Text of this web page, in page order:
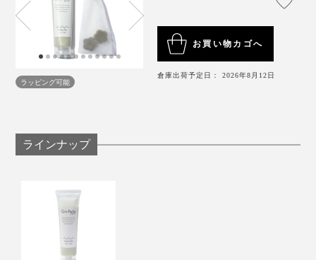
モコモコの濃密泡で包むことで、肌にストレスをかける
ことなく、汚れを抱え込みながら、ミネラル成分を与え
メイクをしている場合は、あらかじめクレンジングでメ
のまま顔全体に塗り広げ、2、3分程度おいて、洗い流し
ます。気になるTゾーンのみにパックするのもあり。
ックもできて、ていねいな洗顔を時短でやれる感じ」と
高評価でした。
『グリーぺルルKEIKO』オリジナルの「泡立てネット」
が、これまた優秀。ネットの中に花の形のスポンジが2
ラッピング可能
お買い物カゴへ
倉庫出荷予定日： 2026年8月12日
ラインナップ